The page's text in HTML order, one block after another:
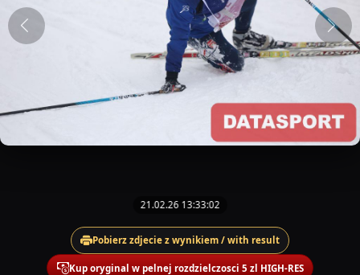
21.02.26 13:33:02
Pobierz zdjecie z wynikiem / with result
Kup oryginal w pelnej rozdzielczosci 5 zl HIGH-RES